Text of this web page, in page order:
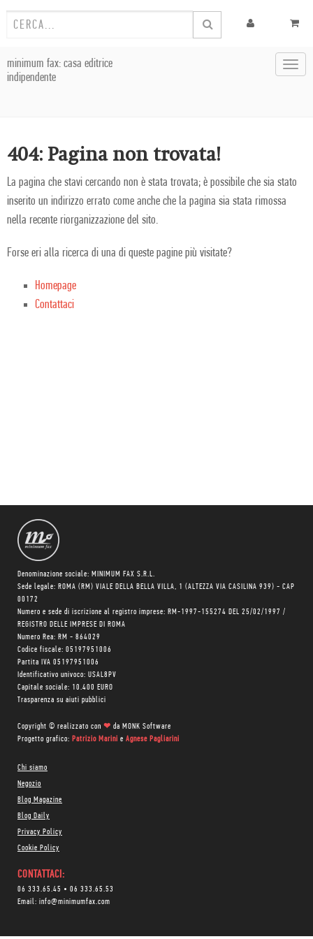
minimum fax: casa editrice
indipendente
404: Pagina non trovata!
La pagina che stavi cercando non è stata trovata; è possibile che sia stato
inserito un indirizzo errato come anche che la pagina sia stata rimossa
nella recente riorganizzazione del sito.
Forse eri alla ricerca di una di queste pagine più visitate?
Homepage
Contattaci
Denominazione sociale: MINIMUM FAX S.R.L.
Sede legale: ROMA (RM) VIALE DELLA BELLA VILLA, 1 (ALTEZZA VIA CASILINA 939) - CAP
00172
Numero e sede di iscrizione al registro imprese: RM-1997-155274 DEL 25/02/1997 /
REGISTRO DELLE IMPRESE DI ROMA
Numero Rea: RM - 864029
Codice fiscale: 05197951006
Partita IVA 05197951006
Identificativo univoco: USAL8PV
Capitale sociale: 10.400 EURO
Trasparenza su aiuti pubblici
Copyright © realizzato con ❤ da MONK Software
Progetto grafico: Patrizio Marini e Agnese Pagliarini
Chi siamo
Negozio
Blog Magazine
Blog Daily
Privacy Policy
Cookie Policy
CONTATTACI:
06 333.65.45 • 06 333.65.53
Email: info@minimumfax.com